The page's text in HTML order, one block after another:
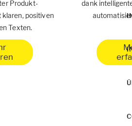
Produkt-
positiven
Texten.
dank